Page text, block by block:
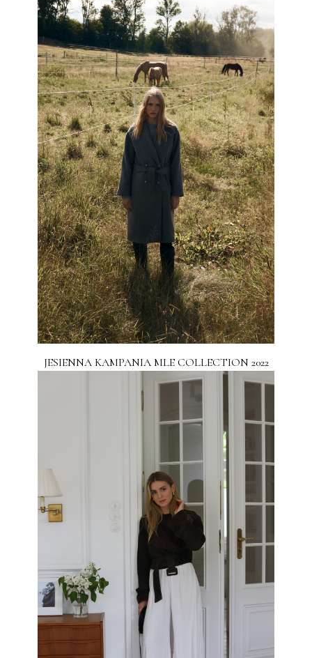
JESIENNA KAMPANIA MLE COLLECTION 2022